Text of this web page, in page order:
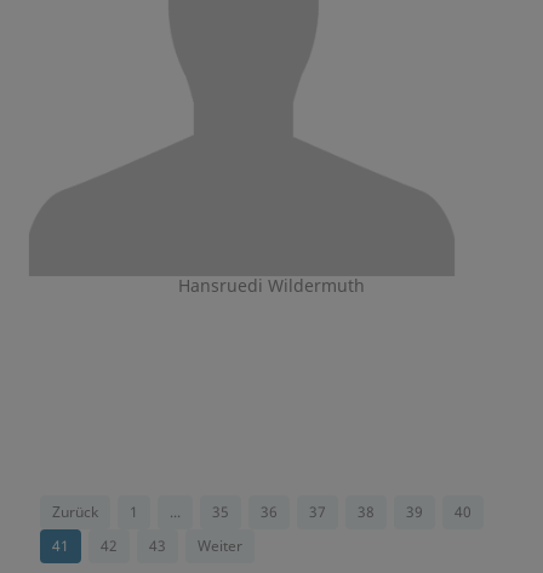
Hansruedi Wildermuth
Zurück 1 ... 35 36 37 38 39
40
41
42 43 Weiter